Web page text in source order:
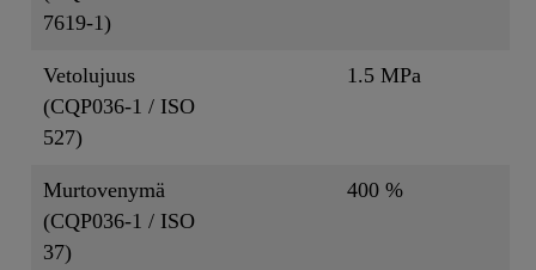
7619-1)
Vetolujuus
(CQP036-1 / ISO
527)
1.5 MPa
Murtovenymä
(CQP036-1 / ISO
37)
400 %